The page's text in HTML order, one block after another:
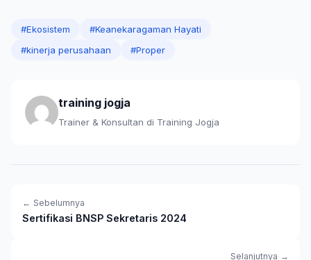
#Ekosistem
#Keanekaragaman Hayati
#kinerja perusahaan
#Proper
training jogja
Trainer & Konsultan di Training Jogja
← Sebelumnya
Sertifikasi BNSP Sekretaris 2024
Selanjutnya →